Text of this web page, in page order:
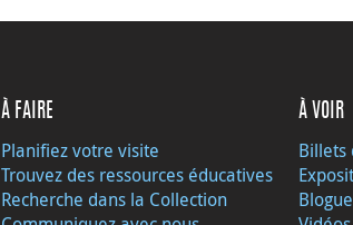
À FAIRE
Planifiez votre visite
Trouvez des ressources éducatives
Recherche dans la Collection
À VOIR
Billets
Blogue